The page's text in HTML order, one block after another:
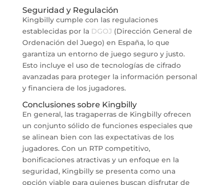
Seguridad y Regulación
Kingbilly cumple con las regulaciones
establecidas por la DGOJ (Dirección General de
Ordenación del Juego) en España, lo que
garantiza un entorno de juego seguro y justo.
Esto incluye el uso de tecnologías de cifrado
avanzadas para proteger la información personal
y financiera de los jugadores.
Conclusiones sobre Kingbilly
En general, las tragaperras de Kingbilly ofrecen
un conjunto sólido de funciones especiales que
se alinean bien con las expectativas de los
jugadores. Con un RTP competitivo,
bonificaciones atractivas y un enfoque en la
seguridad, Kingbilly se presenta como una
opción viable para quienes buscan disfrutar de